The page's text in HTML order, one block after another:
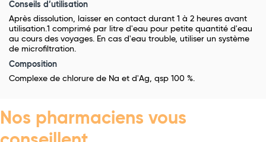
Conseils d’utilisation
Après dissolution, laisser en contact durant 1 à 2 heures avant
utilisation.1 comprimé par litre d'eau pour petite quantité d'eau
au cours des voyages. En cas d'eau trouble, utiliser un système
de microfiltration.
Composition
Complexe de chlorure de Na et d'Ag, qsp 100 %.
Nos pharmaciens vous